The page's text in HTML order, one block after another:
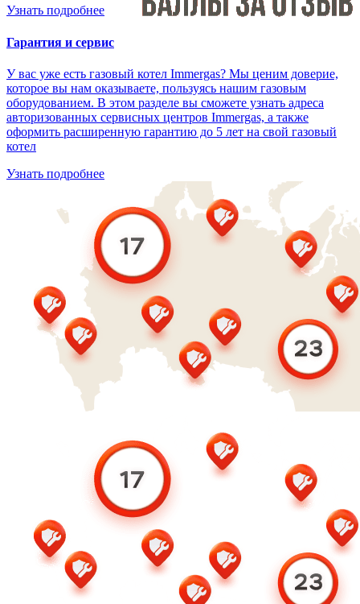
Узнать подробнее
Гарантия и сервис
У вас уже есть газовый котел Immergas? Мы ценим доверие,
которое вы нам оказываете, пользуясь нашим газовым
оборудованием. В этом разделе вы сможете узнать адреса
авторизованных сервисных центров Immergas, а также
оформить расширенную гарантию до 5 лет на свой газовый
котел
Узнать подробнее